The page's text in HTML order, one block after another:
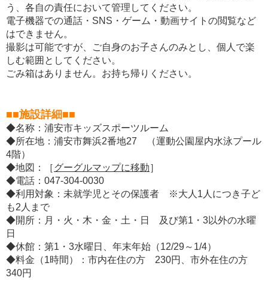
う、各自の責任において管理してください。
電子機器での通話・SNS・ゲーム・動画サイトの閲覧など
はできません。
撮影は可能ですが、ご自身のお子さんのみとし、個人で楽
しむ範囲としてください。
ごみ箱はありません。お持ち帰りください。
■■施設詳細■■
◆名称：浦安市キッズスポーツルーム
◆所在地：浦安市舞浜2番地27 （運動公園屋内水泳プール
4階）
◆地図：［グーグルマップに移動］
◆電話：047-304-0030
◆利用対象：未就学児とその保護者 ※大人1人につき子ど
も2人まで
◆開所：月・火・木・金・土・日 及び第1・3以外の水曜
日
◆休館：第1・3水曜日、年末年始（12/29～1/4）
◆料金（1時間）：市内在住の方 230円、市外在住の方
340円